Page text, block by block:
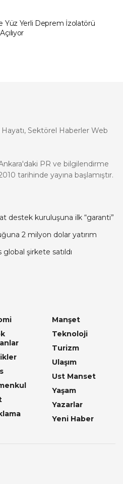
Yüz Yerli Deprem İzolatörü
Sektörel Haberler Web
PR ve bilgilendirme
tarihinde yayına başlamıştır.
destek kuruluşuna ilk “garanti”
2 milyon dolar yatırım
şirkete satıldı
Manşet
Teknoloji
Turizm
Ulaşım
Ust Manset
Yaşam
Yazarlar
Yeni Haber